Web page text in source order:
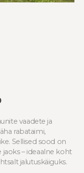
vaadete ja
rabataimi,
Sellised sood on
– ideaalne koht
jalutuskäiguks.